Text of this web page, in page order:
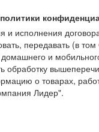
договора
передавать (в
и
обработку
о товарах,
Лидер".